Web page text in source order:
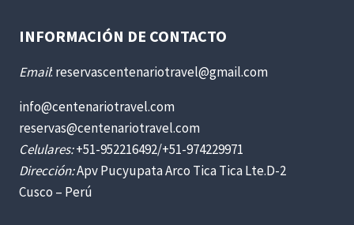
INFORMACIÓN DE CONTACTO
Email: reservascentenariotravel@gmail.com
info@centenariotravel.com
reservas@centenariotravel.com
Celulares:+51-952216492/+51-974229971
Dirección:Apv Pucyupata Arco Tica Tica Lte.D-2
Cusco – Perú